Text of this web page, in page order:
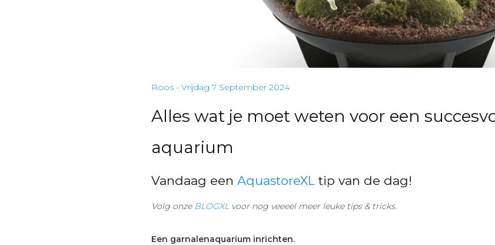
Roos - Vrijdag 7 September 2024
Alles wat je moet weten voor een
aquarium
Vandaag eenAquastoreXL tip van de dag!
Volg onze BLOGXL voor nog veeeel meer leuke tips & tricks.
Een garnalenaquarium inrichten.